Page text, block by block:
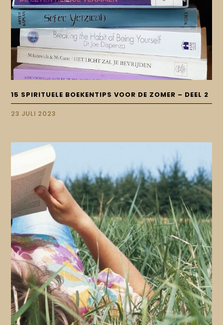
15 SPIRITUELE BOEKENTIPS VOOR DE ZOMER – DEEL 2
23 JULI 2023